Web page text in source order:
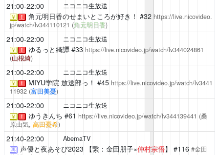
21:00-22:00 ニコニコ生放送
￥ ！ 角元明日香のせまいところが好き！ #32 https://live.nicovideo.
jp/watch/lv344110121 (角元明日香)
21:00-22:00 ニコニコ生放送
￥ ！ ゆるっと綺譚#33 https://live.nicovideo.jp/watch/lv344024861
(山根綺)
21:00-22:00 ニコニコ生放送
￥ ！ MIYU学院 放送部っ！ #45 https://live.nicovideo.jp/watch/lv3441
11932 (富田美憂)
21:00-22:00 ニコニコ生放送
￥ ！ ゆうきんち #61 https://live.nicovideo.jp/watch/lv344139441 (桑
原由気, 高田憂希)
21:40-22:00 AbemaTV
再 声優と夜あそび2023 【繋：金田朋子×仲村宗悟】 #116 #金田